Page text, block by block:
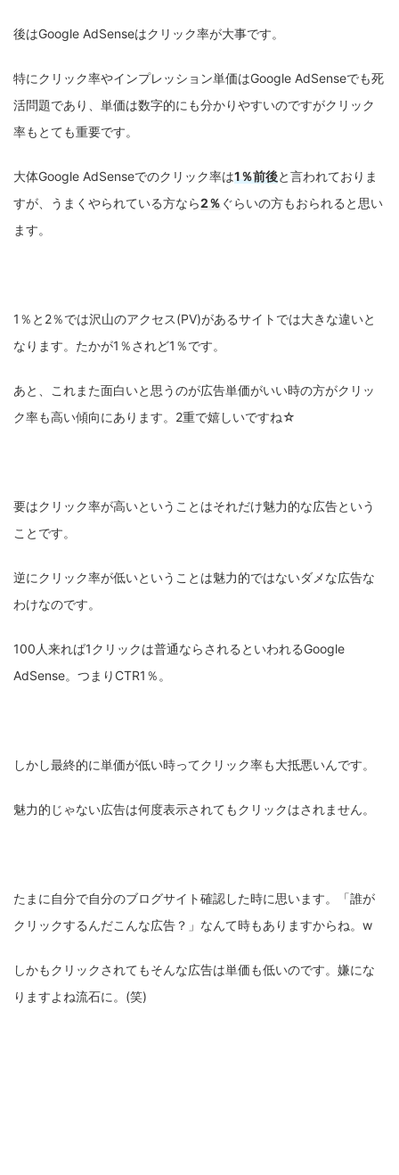
後はGoogle AdSenseはクリック率が大事です。
特にクリック率やインプレッション単価はGoogle AdSenseでも死
活問題であり、単価は数字的にも分かりやすいのですがクリック
率もとても重要です。
大体Google AdSenseでのクリック率は1％前後と言われておりま
すが、うまくやられている方なら2％ ぐらいの方もおられると思い
ます。
1％と2％では沢山のアクセス(PV)があるサイトでは大きな違いと
なります。たかが1％されど1％です。
あと、これまた面白いと思うのが広告単価がいい時の方がクリッ
ク率も高い傾向にあります。2重で嬉しいですね☆
要はクリック率が高いということはそれだけ魅力的な広告という
ことです。
逆にクリック率が低いということは魅力的ではないダメな広告な
わけなのです。
100人来れば1クリックは普通ならされるといわれるGoogle
AdSense。つまりCTR1％。
しかし最終的に単価が低い時ってクリック率も大抵悪いんです。
魅力的じゃない広告は何度表示されてもクリックはされません。
たまに自分で自分のブログサイト確認した時に思います。「誰が
クリックするんだこんな広告？」なんて時もありますからね。w
しかもクリックされてもそんな広告は単価も低いのです。嫌にな
りますよね流石に。(笑)